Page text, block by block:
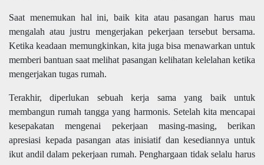
Saat menemukan hal ini, baik kita atau pasangan harus mau
mengalah atau justru mengerjakan pekerjaan tersebut bersama.
Ketika keadaan memungkinkan, kita juga bisa menawarkan untuk
memberi bantuan saat melihat pasangan kelihatan kelelahan ketika
mengerjakan tugas rumah.
Terakhir, diperlukan sebuah kerja sama yang baik untuk
membangun rumah tangga yang harmonis. Setelah kita mencapai
kesepakatan mengenai pekerjaan masing-masing, berikan
apresiasi kepada pasangan atas inisiatif dan kesediannya untuk
ikut andil dalam pekerjaan rumah. Penghargaan tidak selalu harus